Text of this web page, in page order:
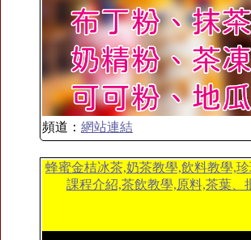
頻道： 網站連結
蜂蜜金桔冰茶,奶茶教學,飲料教學,
課程介紹,茶飲教學,原料,茶葉、